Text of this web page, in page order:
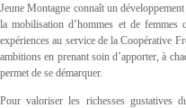
Jeune Montagne connaît un
la mobilisation d’hommes et de
expériences au service de la Coopérative
ambitions en prenant soin d’apporter, à
permet de se démarquer.
Pour valoriser les richesses gustatives